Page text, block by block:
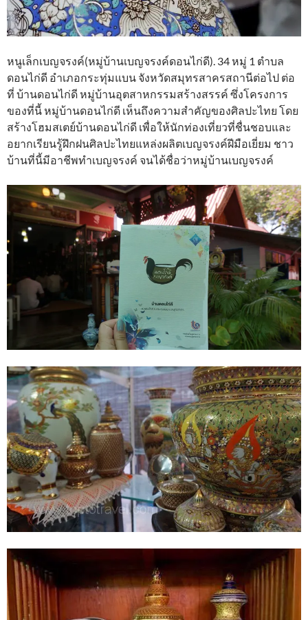
หนูเล็กเบญจรงค์(หมู่บ้านเบญจรงค์ดอนไก่ดี). 34 หมู่ 1 ตำบล
ดอนไก่ดี อำเภอกระทุ่มแบน จังหวัดสมุทรสาครสถานีต่อไป ต่อ
ที่ บ้านดอนไก่ดี หมู่บ้านอุตสาหกรรมสร้างสรรค์ ซึ่งโครงการ
ของที่นี้ หมู่บ้านดอนไก่ดี เห็นถึงความสำคัญของศิลปะไทย โดย
สร้างโฮมสเตย์บ้านดอนไก่ดี เพื่อให้นักท่องเที่ยวที่ชื่นชอบและ
อยากเรียนรู้ฝึกฝนศิลปะไทยแหล่งผลิตเบญจรงค์ฝีมือเยี่ยม ชาว
บ้านที่นี้มีอาชีพทำเบญจรงค์ จนได้ชื่อว่าหมู่บ้านเบญจรงค์